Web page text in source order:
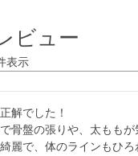
ビュー
表示
解でした！
骨盤の張りや、太もも
麗で、体のラインもひ